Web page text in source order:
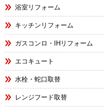
浴室リフォーム
キッチンリフォーム
ガスコンロ・IHリフォーム
エコキュート
水栓・蛇口取替
レンジフード取替